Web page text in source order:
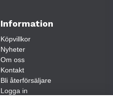
Information
Köpvillkor
Nyheter
Om oss
Kontakt
Bli återförsäljare
Logga in